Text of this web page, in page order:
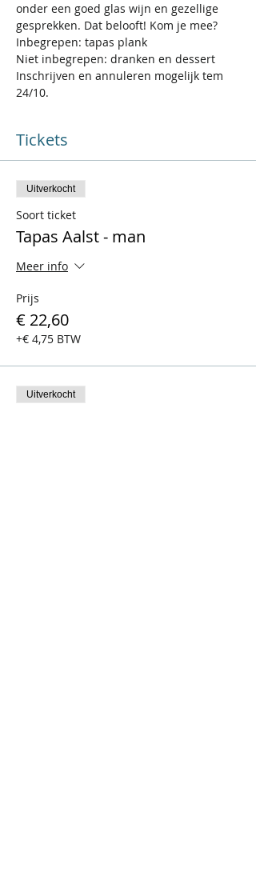
onder een goed glas wijn en gezellige
gesprekken. Dat belooft! Kom je mee?
Inbegrepen: tapas plank
Niet inbegrepen: dranken en dessert
Inschrijven en annuleren mogelijk tem
24/10.
Tickets
Uitverkocht
Soort ticket
Tapas Aalst - man
Meer info
Prijs
€ 22,60
+€ 4,75 BTW
Uitverkocht